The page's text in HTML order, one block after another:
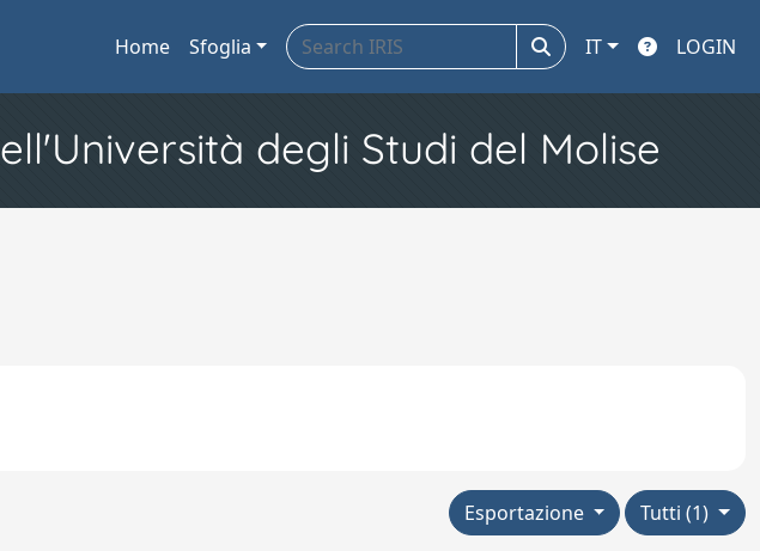
Home Sfoglia IT LOGIN
degli Studi del Molise
Tutti (1)
Esportazione